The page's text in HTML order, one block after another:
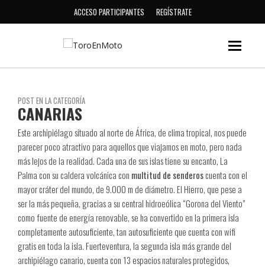
ACCESO PARTICIPANTES REGÍSTRATE
POST EN LA CATEGORÍA
CANARIAS
Este archipiélago situado al norte de África, de clima tropical, nos puede
parecer poco atractivo para aquellos que viajamos en moto, pero nada
más lejos de la realidad. Cada una de sus islas tiene su encanto, La
Palma con su caldera volcánica con multitud de senderoscuenta con el
mayor cráter del mundo, de 9.000 m de diámetro. El Hierro, que pese a
ser la más pequeña, gracias a su central hidroeólica “Gorona del Viento”
como fuente de energía renovable, se ha convertido en la primera isla
completamente autosuficiente, tan autosuficiente que cuenta con wifi
gratis en toda la isla. Fuerteventura, la segunda isla más grande del
archipiélago canario, cuenta con 13 espacios naturales protegidos,